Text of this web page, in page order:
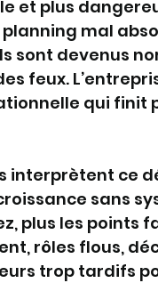
et plus
mal
sont devenus
feux.
qui finit
interprètent ce
sans
plus les points
rôles flous,
trop tardifs